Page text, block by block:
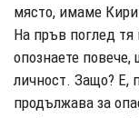
място, имаме Кири
На пръв поглед тя
опознаете повече,
личност. Защо? Е,
продължава за